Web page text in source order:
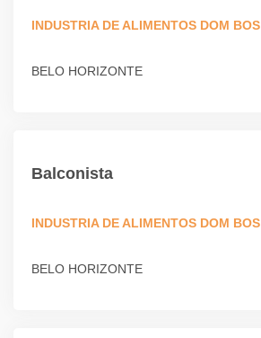
INDUSTRIA DE ALIMENTOS DOM BOS
BELO HORIZONTE
Balconista
INDUSTRIA DE ALIMENTOS DOM BOS
BELO HORIZONTE